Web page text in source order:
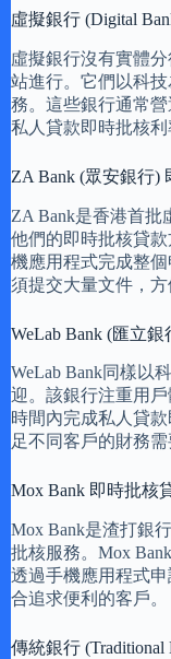
虛擬銀行 (Digital
虛擬銀行沒有實體
站進行。它們以科
務。這些銀行通常
私人貸款即時批核利
ZA Bank (眾安銀行)
ZA Bank是香港首批
他們的即時批核貸
機應用程式完成整
須提交大量文件，方
WeLab Bank (匯立
WeLab Bank同樣以
迎。該銀行注重用
時間內完成私人貸
足不同客戶的財務需
Mox Bank 即時批核
Mox Bank是渣打銀
批核服務。Mox
透過手機應用程式
合追求便利的客戶。
傳統銀行